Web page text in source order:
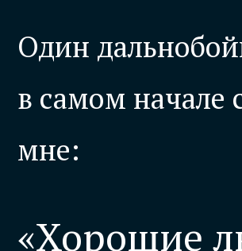
Один
в самом начале
мне:
«Хорошие